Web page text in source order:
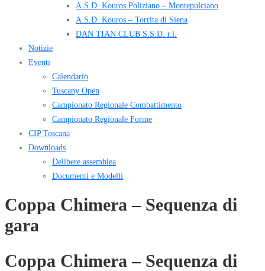
A.S.D. Kouros Poliziano – Montepulciano
A.S.D. Kouros – Torrita di Siena
DAN TIAN CLUB S.S.D. r.l.
Notizie
Eventi
Calendario
Tuscany Open
Campionato Regionale Combattimento
Campionato Regionale Forme
CIP Toscana
Downloads
Delibere assemblea
Documenti e Modelli
Coppa Chimera – Sequenza di
gara
Coppa Chimera – Sequenza di